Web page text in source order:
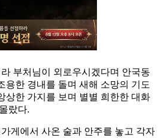
부처님이 외로우시겠다며 안국동
용한 경내를 돌며 새해 소망의 기도
상한 가지를 보며 별별 희한한 대화
랐다.
게에서 사온 술과 안주를 놓고 각자